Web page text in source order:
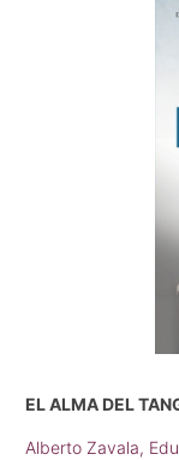
EL ALMA DEL
Alberto Zavala,